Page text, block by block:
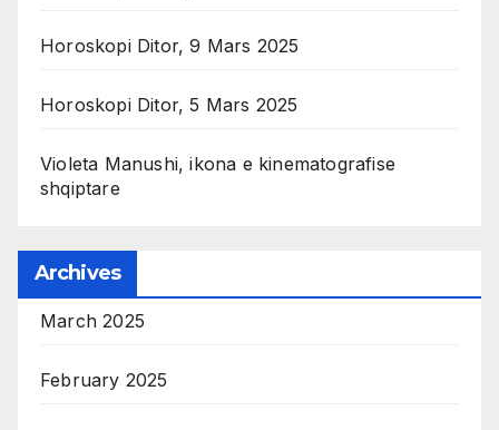
Horoskopi Ditor, 9 Mars 2025
Horoskopi Ditor, 5 Mars 2025
Violeta Manushi, ikona e kinematografise
shqiptare
Archives
March 2025
February 2025